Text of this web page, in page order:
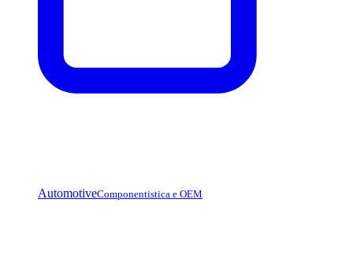
AutomotiveComponentistica e OEM